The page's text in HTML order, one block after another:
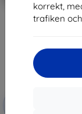
korrekt,
trafiken